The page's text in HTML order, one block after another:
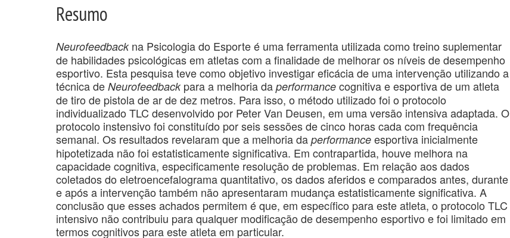
Resumo
Neurofeedbackna Psicologia do Esporte é uma ferramenta utilizada como treino suplementar
de habilidades psicológicas em atletas com a finalidade de melhorar os níveis de desempenho
esportivo. Esta pesquisa teve como objetivo investigar eficácia de uma intervenção utilizando a
técnica de Neurofeedbackpara a melhoria da performance cognitiva e esportiva de um atleta
de tiro de pistola de ar de dez metros. Para isso, o método utilizado foi o protocolo
individualizado TLC desenvolvido por Peter Van Deusen, em uma versão intensiva adaptada. O
protocolo instensivo foi constituído por seis sessões de cinco horas cada com frequência
semanal. Os resultados revelaram que a melhoria da performance esportiva inicialmente
hipotetizada não foi estatisticamente significativa. Em contrapartida, houve melhora na
capacidade cognitiva, especificamente resolução de problemas. Em relação aos dados
coletados do eletroencefalograma quantitativo, os dados aferidos e comparados antes, durante
e após a intervenção também não apresentaram mudança estatisticamente significativa. A
conclusão que esses achados permitem é que, em específico para este atleta, o protocolo TLC
intensivo não contribuiu para qualquer modificação de desempenho esportivo e foi limitado em
termos cognitivos para este atleta em particular.